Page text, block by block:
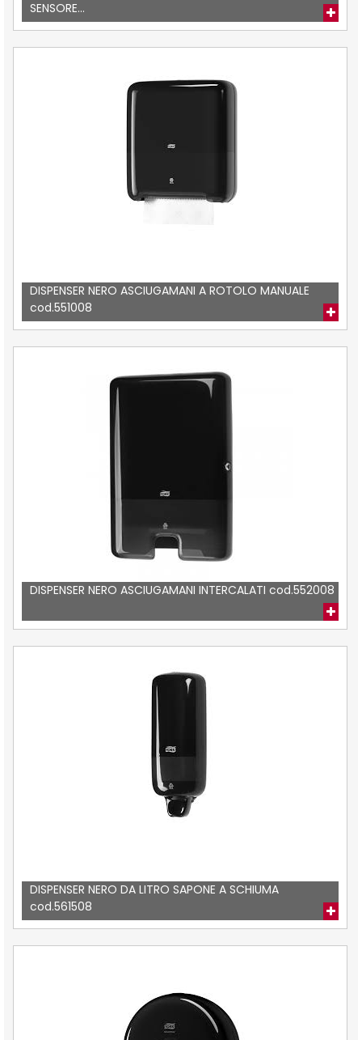
SENSORE...
DISPENSER NERO ASCIUGAMANI A ROTOLO MANUALE
cod.551008
DISPENSER NERO ASCIUGAMANI INTERCALATI cod.552008
DISPENSER NERO DA LITRO SAPONE A SCHIUMA
cod.561508